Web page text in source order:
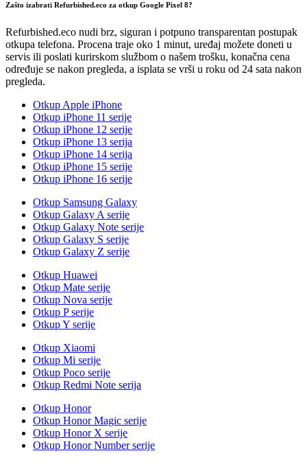
Zašto izabrati Refurbished.eco za otkup Google Pixel 8?
Refurbished.eco nudi brz, siguran i potpuno transparentan postupak
otkupa telefona. Procena traje oko 1 minut, uređaj možete doneti u
servis ili poslati kurirskom službom o našem trošku, konačna cena
određuje se nakon pregleda, a isplata se vrši u roku od 24 sata nakon
pregleda.
Otkup Apple iPhone
Otkup iPhone 11 serije
Otkup iPhone 12 serije
Otkup iPhone 13 serija
Otkup iPhone 14 serija
Otkup iPhone 15 serije
Otkup iPhone 16 serije
Otkup Samsung Galaxy
Otkup Galaxy A serije
Otkup Galaxy Note serije
Otkup Galaxy S serije
Otkup Galaxy Z serije
Otkup Huawei
Otkup Mate serije
Otkup Nova serije
Otkup P serije
Otkup Y serije
Otkup Xiaomi
Otkup Mi serije
Otkup Poco serije
Otkup Redmi Note serija
Otkup Honor
Otkup Honor Magic serije
Otkup Honor X serije
Otkup Honor Number serije